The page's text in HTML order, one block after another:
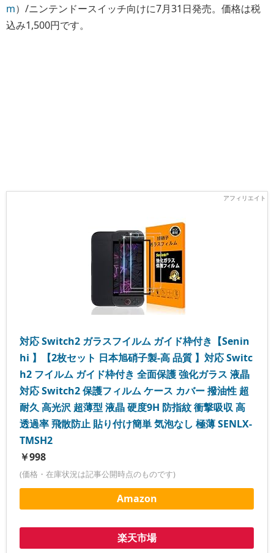
m）/ニンテンドースイッチ向けに7月31日発売。価格は税
込み1,500円です。
対応 Switch2 ガラスフイルム ガイド枠付き【Senin
hi 】【2枚セット 日本旭硝子製-高 品質 】対応 Switc
h2 フイルム ガイド枠付き 全面保護 強化ガラス 液晶
対応 Switch2 保護フィルム ケース カバー 撥油性 超
耐久 高光沢 超薄型 液晶 硬度9H 防指紋 衝撃吸収 高
透過率 飛散防止 貼り付け簡単 気泡なし 極薄 SENLX-
TMSH2
￥998
(価格・在庫状況は記事公開時点のものです)
Amazon
楽天市場